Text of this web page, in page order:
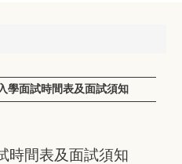
學面試時間表及面試須知
時間表及面試須知